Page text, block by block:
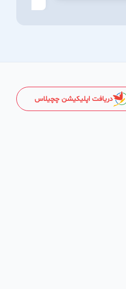
دریافت اپلیکیشن چچیلاس